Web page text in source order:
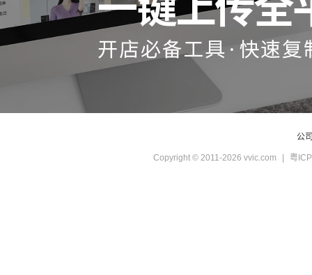
公
Copyright © 2011-2026 vvic.com 粤